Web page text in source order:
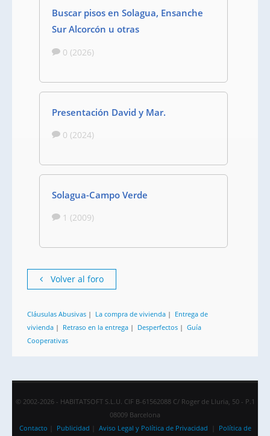
Buscar pisos en Solagua, Ensanche
Sur Alcorcón u otras
0 (2026)
Presentación David y Mar.
0 (2024)
Solagua-Campo Verde
1 (2009)
Volver al foro
Cláusulas Abusivas | La compra de vivienda | Entrega de
vivienda | Retraso en la entrega | Desperfectos | Guía
Cooperativas
© 2002-2026 - HABITATSOFT S.L.U. CIF B-61562088 C/ Roger de Lluria, 50 - P.1
08009 Barcelona
Contacto
Publicidad Aviso Legal y Política de Privacidad Política de